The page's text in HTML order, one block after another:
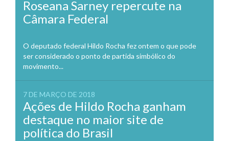
Roseana Sarney repercute na
Câmara Federal
O deputado federal Hildo Rocha fez ontem o que pode
ser considerado o ponto de partida simbólico do
movimento...
7 DE MARÇO DE 2018
Ações de Hildo Rocha ganham
destaque no maior site de
política do Brasil